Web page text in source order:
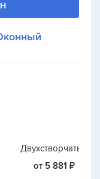
Двухстворчатые
от 5 881 ₽